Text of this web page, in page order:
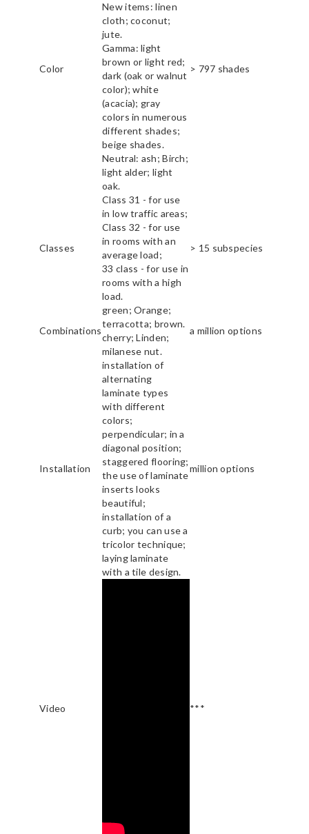
Color
New items: linen
cloth; coconut;
jute.
Gamma: light
brown or light red;
dark (oak or walnut
color); white
(acacia); gray
colors in numerous
different shades;
beige shades.
Neutral: ash; Birch;
light alder; light
oak.
> 797 shades
Classes
Class 31 - for use
in low traffic areas;
Class 32 - for use
in rooms with an
average load;
33 class - for use in
rooms with a high
load.
> 15 subspecies
Combinations
green; Orange;
terracotta; brown.
cherry; Linden;
milanese nut.
a million options
Installation
installation of
alternating
laminate types
with different
colors;
perpendicular; in a
diagonal position;
staggered flooring;
the use of laminate
inserts looks
beautiful;
installation of a
curb; you can use a
tricolor technique;
laying laminate
with a tile design.
million options
Video ***